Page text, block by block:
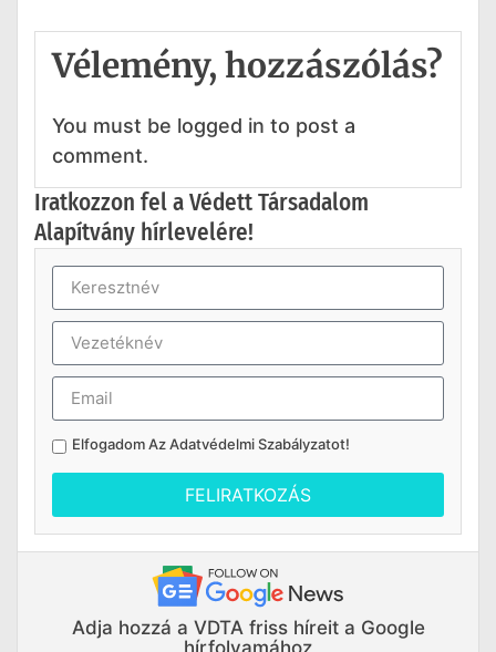
Vélemény, hozzászólás?
You must be logged in to post a
comment.
Iratkozzon fel a Védett Társadalom
Alapítvány hírlevelére!
Elfogadom AzAdatvédelmi Szabályzatot!
FELIRATKOZÁS
Adja hozzá a VDTA friss híreit a Google
hírfolyamához